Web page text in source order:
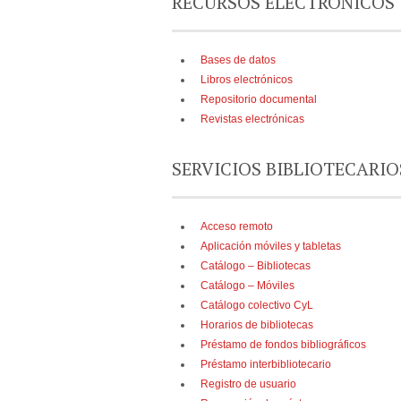
Bases de datos
Libros electrónicos
Repositorio documental
Revistas electrónicas
SERVICIOS
Acceso remoto
Aplicación móviles y tabletas
Catálogo – Bibliotecas
Catálogo – Móviles
Catálogo colectivo CyL
Horarios de bibliotecas
Préstamo de fondos bibliográficos
Préstamo interbibliotecario
Registro de usuario